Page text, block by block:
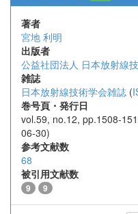
著者
宮地 利明
出版者
公益社団法人 日本放射線
雑誌
日本放射線技術学会雑誌 (
巻号頁・発行日
vol.59, no.12, pp.1508-
06-30)
参考文献数
68
被引用文献数
9 9